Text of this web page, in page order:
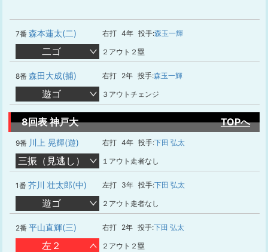
7番 森本蓮太(二) 右打 4年 投手:森玉一輝
二ゴ ２アウト２塁
8番 森田大成(捕) 右打 2年 投手:森玉一輝
遊ゴ ３アウトチェンジ
8回表 神戸大 TOPへ
9番 川上 晃輝(遊) 右打 4年 投手:下田 弘太
三振（見逃し） １アウト走者なし
1番 芥川 壮太郎(中) 左打 3年 投手:下田 弘太
遊ゴ ２アウト走者なし
2番 平山直輝(三) 右打 2年 投手:下田 弘太
左２ ２アウト２塁